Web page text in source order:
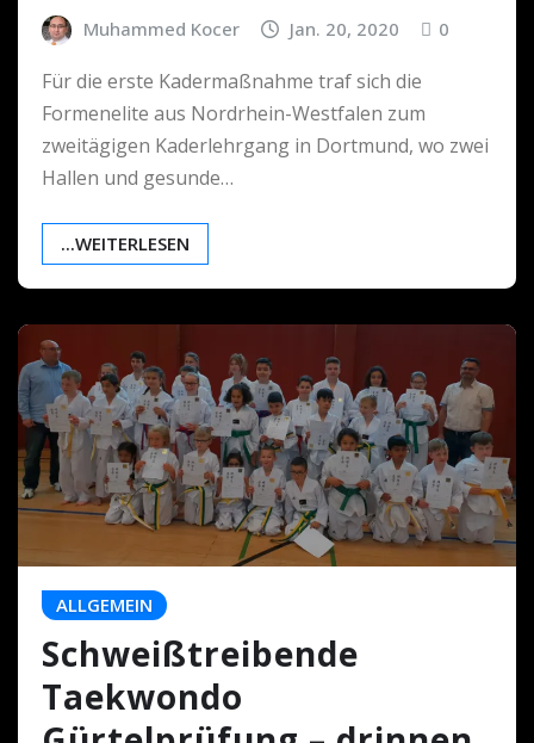
Muhammed Kocer Jan. 20, 2020 0
Für die erste Kadermaßnahme traf sich die
Formenelite aus Nordrhein-Westfalen zum
zweitägigen Kaderlehrgang in Dortmund, wo zwei
Hallen und gesunde…
...WEITERLESEN
ALLGEMEIN
Schweißtreibende
Taekwondo